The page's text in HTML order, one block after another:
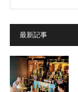
最新記事